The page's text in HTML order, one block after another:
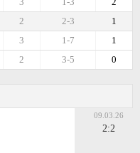
1
2-3
2
1
1-7
3
0
3-5
2
09.03.26
2:2